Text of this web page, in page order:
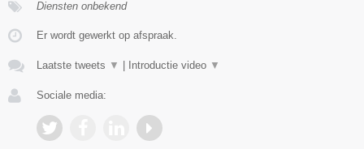
Diensten onbekend
Er wordt gewerkt op afspraak.
Laatste tweets ▼ | Introductie video ▼
Sociale media: